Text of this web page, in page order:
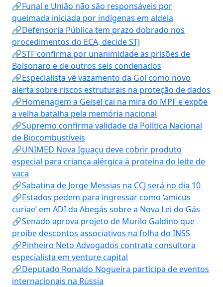
🔗Funai e União não são responsáveis por
queimada iniciada por indígenas em aldeia
🔗Defensoria Pública tem prazo dobrado nos
procedimentos do ECA, decide STJ
🔗STF confirma por unanimidade as prisões de
Bolsonaro e de outros seis condenados
🔗Especialista vê vazamento da Gol como novo
alerta sobre riscos estruturais na proteção de dados
🔗Homenagem a Geisel cai na mira do MPF e expõe
a velha batalha pela memória nacional
🔗Supremo confirma validade da Política Nacional
de Biocombustíveis
🔗UNIMED Nova Iguaçu deve cobrir produto
especial para criança alérgica à proteína do leite de
vaca
🔗Sabatina de Jorge Messias na CCJ será no dia 10
🔗Estados pedem para ingressar como ‘amicus
curiae’ em ADI da Abegás sobre a Nova Lei do Gás
🔗Senado aprova projeto de Murilo Galdino que
proíbe descontos associativos na folha do INSS
🔗Pinheiro Neto Advogados contrata consultora
especialista em venture capital
🔗Deputado Ronaldo Nogueira participa de eventos
internacionais na Rússia